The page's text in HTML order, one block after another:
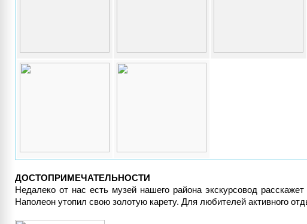
ДОСТОПРИМЕЧАТЕЛЬНОСТИ
Недалеко от нас есть музей нашего района экскурсовод
Наполеон утопил свою золотую карету. Для любителей активного